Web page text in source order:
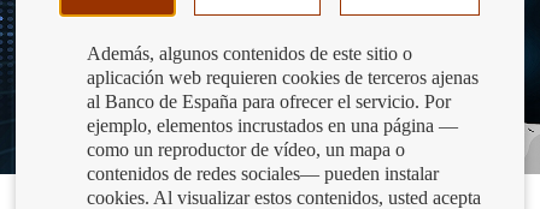
Además, algunos contenidos de este sitio o
aplicación web requieren cookies de terceros ajenas
al Banco de España para ofrecer el servicio. Por
ejemplo, elementos incrustados en una página —
como un reproductor de vídeo, un mapa o
contenidos de redes sociales— pueden instalar
cookies. Al visualizar estos contenidos, usted acepta